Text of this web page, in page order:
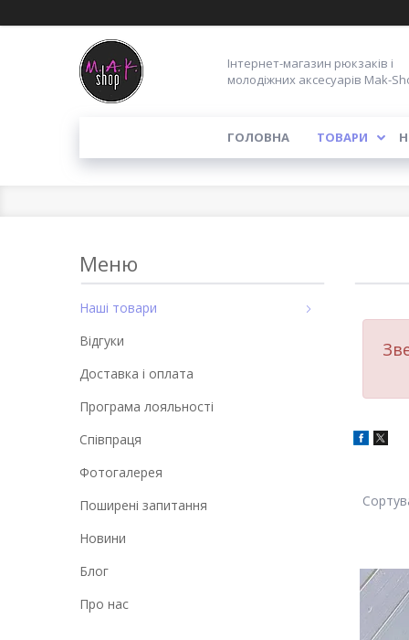
Інтернет-магазин рюкзаків і
молодіжних аксесуарів Mak-
ГОЛОВНА ТОВАРИ
Наші товари
Відгуки
Доставка і оплата
Програма лояльності
Співпраця
Фотогалерея
Поширені запитання
Новини
Блог
Про нас